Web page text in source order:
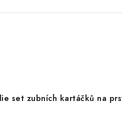
set zubních kartáčků na